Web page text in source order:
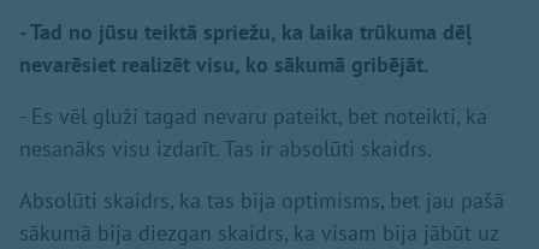
- Tad no jūsu teiktā spriežu, ka laika trūkuma dēļ
nevarēsiet realizēt visu, ko sākumā gribējāt.
- Es vēl gluži tagad nevaru pateikt, bet noteikti, ka
nesanāks visu izdarīt. Tas ir absolūti skaidrs.
Absolūti skaidrs, ka tas bija optimisms, bet jau pašā
sākumā bija diezgan skaidrs, ka visam bija jābūt uz